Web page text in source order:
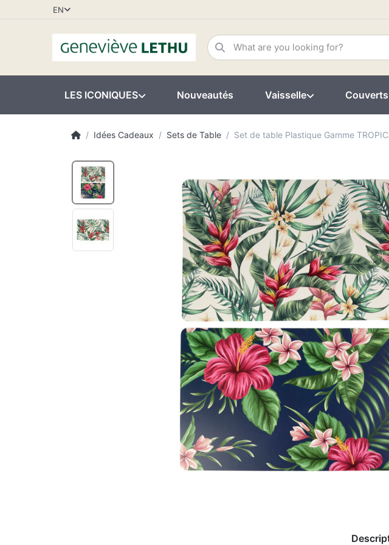
EN
LES ICONIQUES Nouveautés Vaisselle Couverts
Idées Cadeaux Sets de Table Set de table Plastique Gamme